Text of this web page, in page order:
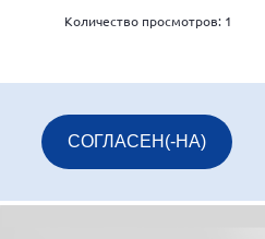
Количество просмотров: 1
СОГЛАСЕН(-НА)